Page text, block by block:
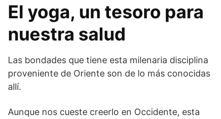
El yoga, un tesoro para
nuestra salud
Las bondades que tiene esta milenaria disciplina
proveniente de Oriente son de lo más conocidas
allí.
Aunque nos cueste creerlo en Occidente, esta